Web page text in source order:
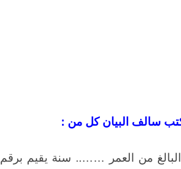
سالف البيان كل من :
من العمر …….. سنة يقيم برقم